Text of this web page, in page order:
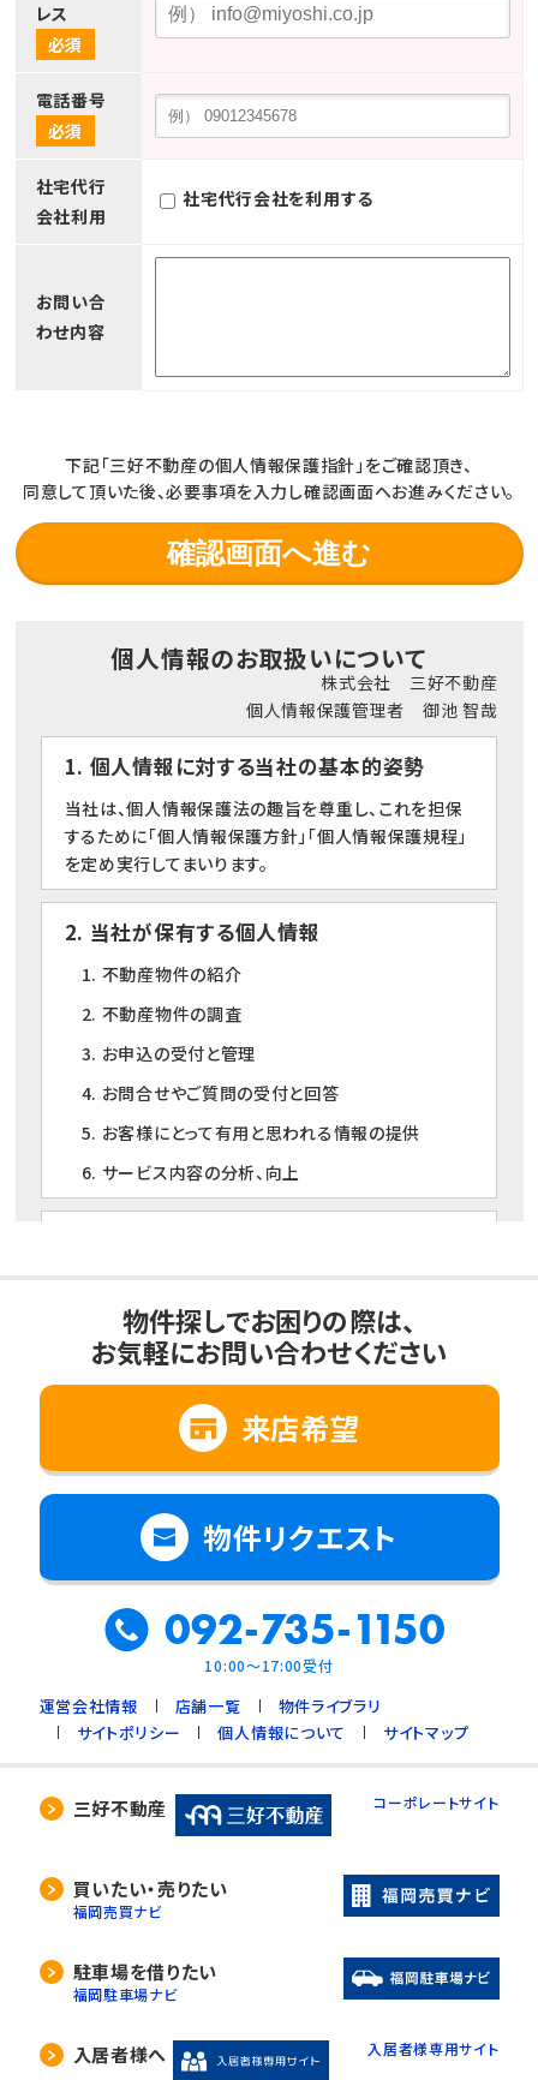
レス
必須
電話番号
必須
社宅代行
会社利用
社宅代行会社を利用する
お問い合
わせ内容
下記「三好不動産の個人情報保護指針」をご確認頂き、
同意して頂いた後、必要事項を入力し確認画面へお進みください。
個人情報のお取扱いについて
株式会社 三好不動産
個人情報保護管理者 御池 智哉
1. 個人情報に対する当社の基本的姿勢
当社は、個人情報保護法の趣旨を尊重し、これを担保
するために「個人情報保護方針」「個人情報保護規程」
を定め実行してまいります。
2. 当社が保有する個人情報
1. 不動産物件の紹介
2. 不動産物件の調査
3. お申込の受付と管理
4. お問合せやご質問の受付と回答
5. お客様にとって有用と思われる情報の提供
6. サービス内容の分析、向上
することはありません。
1. ご本人の同意がある場合
3. 利用目的の範囲内で個人情報の取扱いの全部又
は一部を委託する場合
4. 人の生命、身体又は財産の保護のために必要で、
ご本人の同意を得ることが難しいとき
5. 公衆衛生の向上、児童の健全な育成のために必
要で、ご本人の同意を得ることが難しいとき
6. 国や地方公共団体などに協力する場合で、ご本人
の同意を得ることによって支障を及ぼすおそれがあ
7. 合併又は譲渡などの事由による事業の承継に伴
って個人情報を提供する場合で、承継前の利用目的
4. 個人情報の外部委託
当社は、利用目的の達成に必要な範囲内において、個
人情報の取扱いの全部又は一部を委託する場合があ
委託先の選定には厳正な基準を設け、委託先との間で
必要な契約を締結し、適切な管理･監査を行います。
5. 開示等の請求について
物件探しでお困りの際は、
お気軽にお問い合わせください
来店希望
物件リクエスト
092-735-1150
10:00～17:00受付
運営会社情報 店舗一覧
物件ライブラリ
サイトポリシー
個人情報について サイトマップ
三好不動産 コーポレートサイト
買いたい・売りたい
福岡売買ナビ
駐車場を借りたい
福岡駐車場ナビ
入居者様へ 入居者様専用サイト